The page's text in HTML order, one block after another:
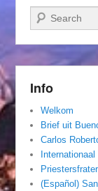
Zoeken
Info
Welkom
Brief uit
Carlos
(Español)